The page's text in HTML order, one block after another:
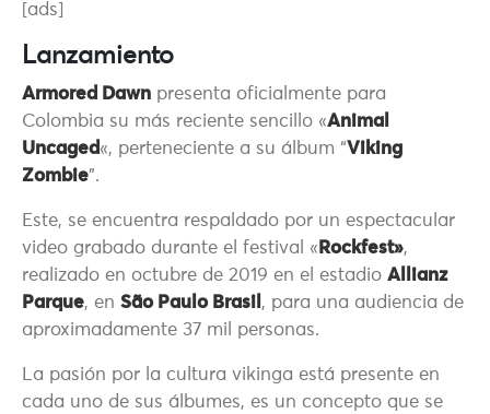
[ads]
Lanzamiento
Armored Dawn presenta oficialmente para
Colombia su más reciente sencillo «Animal
Uncaged«, perteneciente a su álbum “Viking
Zombie”.
Este, se encuentra respaldado por un espectacular
video grabado durante el festival « Rockfest»,
realizado en octubre de 2019 en el estadio Allianz
Parque, en São Paulo Brasil , para una audiencia de
aproximadamente 37 mil personas.
La pasión por la cultura vikinga está presente en
cada uno de sus álbumes, es un concepto que se